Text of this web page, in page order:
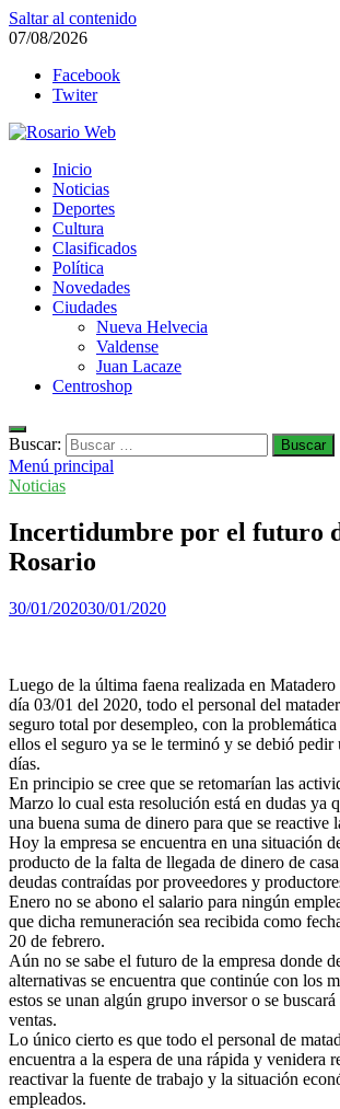
Saltar al contenido
07/08/2026
Facebook
Twiter
Rosario Web
Todas la noticias de Rosario y la zona
Inicio
Noticias
Deportes
Cultura
Clasificados
Política
Novedades
Ciudades
Nueva Helvecia
Valdense
Juan Lacaze
Centroshop
Buscar:
Menú principal
Noticias
Incertidumbre por el futuro
Rosario
30/01/202030/01/2020
Luego de la última faena realizada en
día 03/01 del 2020, todo el personal del
seguro total por desempleo, con la
ellos el seguro ya se le terminó y se debió
días.
En principio se cree que se retomarían las
Marzo lo cual esta resolución está en dudas ya
una buena suma de dinero para que se reactive
Hoy la empresa se encuentra en una situación
producto de la falta de llegada de dinero de
deudas contraídas por proveedores y
Enero no se abono el salario para ningún
que dicha remuneración sea recibida como
20 de febrero.
Aún no se sabe el futuro de la empresa donde
alternativas se encuentra que continúe con los
estos se unan algún grupo inversor o se
ventas.
Lo único cierto es que todo el personal de
encuentra a la espera de una rápida y venidera
reactivar la fuente de trabajo y la situación
empleados.